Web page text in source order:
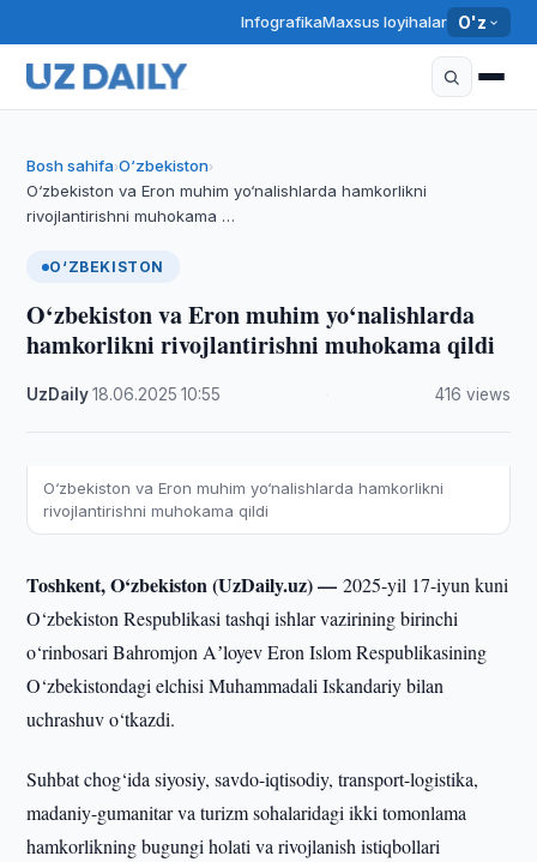
InfografikaMaxsus loyihalar O'z
Bosh sahifa›O‘zbekiston›
O‘zbekiston va Eron muhim yo‘nalishlarda hamkorlikni
rivojlantirishni muhokama …
O‘ZBEKISTON
O‘zbekiston va Eron muhim yo‘nalishlarda
hamkorlikni rivojlantirishni muhokama qildi
UzDaily·18.06.2025 ·10:55 416 views
O‘zbekiston va Eron muhim yo‘nalishlarda hamkorlikni
rivojlantirishni muhokama qildi
Toshkent, O‘zbekiston (UzDaily.uz) —2025-yil 17-iyun kuni
O‘zbekiston Respublikasi tashqi ishlar vazirining birinchi
o‘rinbosari Bahromjon Aʼloyev Eron Islom Respublikasining
O‘zbekistondagi elchisi Muhammadali Iskandariy bilan
uchrashuv o‘tkazdi.
Suhbat chog‘ida siyosiy, savdo-iqtisodiy, transport-logistika,
madaniy-gumanitar va turizm sohalaridagi ikki tomonlama
hamkorlikning bugungi holati va rivojlanish istiqbollari